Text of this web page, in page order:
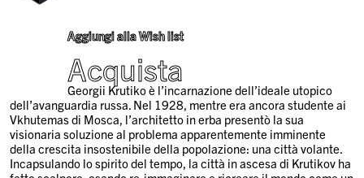
Aggiungi alla Wish list
Acquista
Georgii Krutiko è l’incarnazione dell’ideale utopico
dell’avanguardia russa. Nel 1928, mentre era ancora studente ai
Vkhutemas di Mosca, l’architetto in erba presentò la sua
visionaria soluzione al problema apparentemente imminente
della crescita insostenibile della popolazione: una città volante.
Incapsulando lo spirito del tempo, la città in ascesa di Krutikov ha